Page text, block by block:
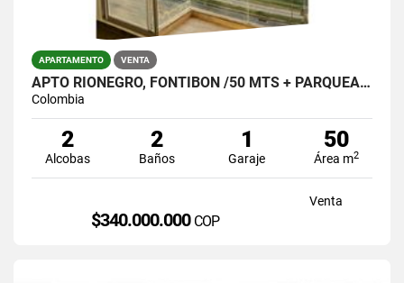
APARTAMENTO VENTA
APTO RIONEGRO, FONTIBON /50 MTS + PARQUEADERO Y ÚTIL $340.000.000
Colombia
2
Alcobas
2
Baños
1
Garaje
50
Área m2
Venta
$340.000.000 COP